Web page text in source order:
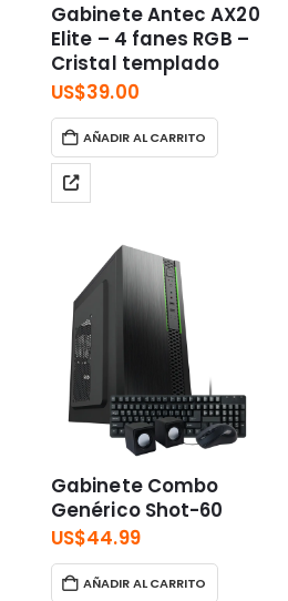
Gabinete Antec AX20
Elite – 4 fanes RGB –
Cristal templado
US$39.00
AÑADIR AL CARRITO
Gabinete Combo
Genérico Shot-60
US$44.99
AÑADIR AL CARRITO